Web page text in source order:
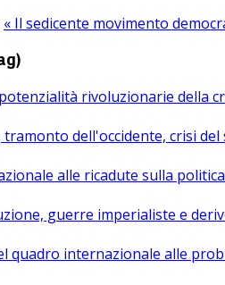
« Il sedicente movimento
rivoluzionarie della
dell'occidente, crisi
alle ricadute sulla
guerre imperialiste e
quadro internazionale alle